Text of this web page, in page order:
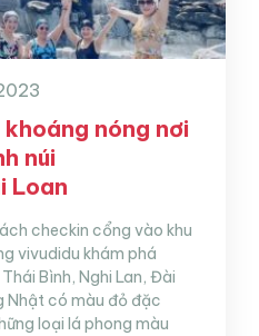
nóng nơi
núi
Loan
checkin cổng vào khu
vivudidu khám phá
Bình, Nghi Lan, Đài
Nhật có màu đỏ đặc
loại lá phong màu